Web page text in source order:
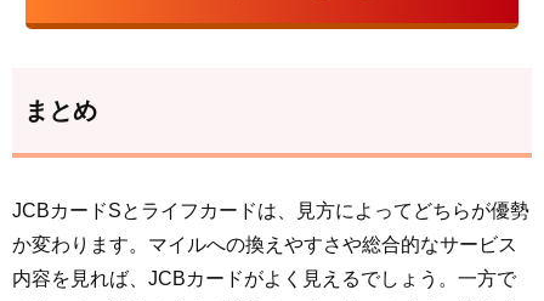
まとめ
JCBカードSとライフカードは、見方によってどちらが優勢
か変わります。マイルへの換えやすさや総合的なサービス
内容を見れば、JCBカードがよく見えるでしょう。一方で